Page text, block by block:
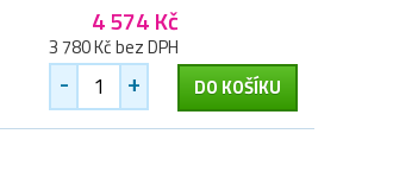
4 574 Kč
3 780 Kč bez DPH
- + DO KOŠÍKU